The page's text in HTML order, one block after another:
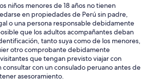
niños menores de 18 años no tienen
en propiedades de Perú sin padre,
o una persona responsable debidamente
que los adultos acompañantes deban
tanto suya como de los menores,
otro comprobante debidamente
que tengan previsto viajar con
con un consulado peruano antes de
asesoramiento.